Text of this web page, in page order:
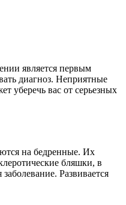
является первым
диагноз. Неприятные
уберечь вас от серьезных
на бедренные. Их
бляшки, в
Развивается